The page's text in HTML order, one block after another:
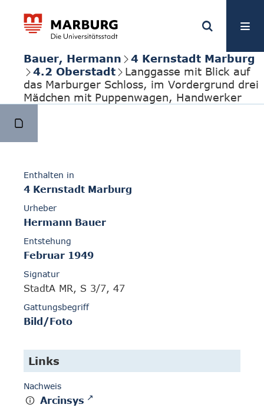
Bauer, Hermann
4 Kernstadt Marburg
4.2 Oberstadt
Langgasse mit Blick auf
das Marburger Schloss, im Vordergrund drei
Mädchen mit Puppenwagen, Handwerker
Enthalten in
4 Kernstadt Marburg
Urheber
Hermann Bauer
Entstehung
Februar 1949
Signatur
StadtA MR, S 3/7, 47
Gattungsbegriff
Bild/Foto
Links
Nachweis
Arcinsys